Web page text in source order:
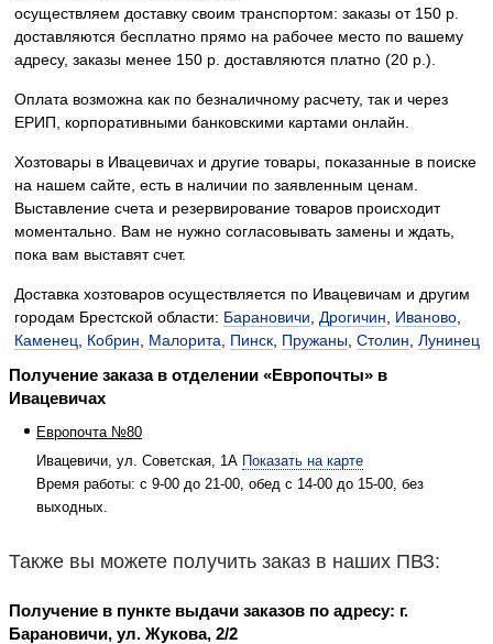
осуществляем доставку своим транспортом: заказы от 150 р.
доставляются бесплатно прямо на рабочее место по вашему
адресу, заказы менее 150 р. доставляются платно (20 р.).
Оплата возможна как по безналичному расчету, так и через
ЕРИП, корпоративными банковскими картами онлайн.
Хозтовары в Ивацевичах и другие товары, показанные в поиске
на нашем сайте, есть в наличии по заявленным ценам.
Выставление счета и резервирование товаров происходит
моментально. Вам не нужно согласовывать замены и ждать,
пока вам выставят счет.
Доставка хозтоваров осуществляется по Ивацевичам и другим
городам Брестской области: Барановичи Дрогичин Иваново
Каменец
Кобрин Малорита Пинск Пружаны Столин Лунинец
Получение заказа в отделении «Европочты» в
Ивацевичах
Европочта №80
Ивацевичи, ул. Советская, 1А Показать на карте
Время работы: с 9-00 до 21-00, обед с 14-00 до 15-00, без
выходных.
Также вы можете получить заказ в наших ПВЗ:
Получение в пункте выдачи заказов по адресу: г.
Барановичи, ул. Жукова, 2/2